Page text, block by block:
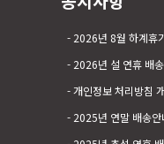
2026년 8월 하계휴
2026년 설 연휴 배
개인정보 처리방침
2025년 연말 배송안